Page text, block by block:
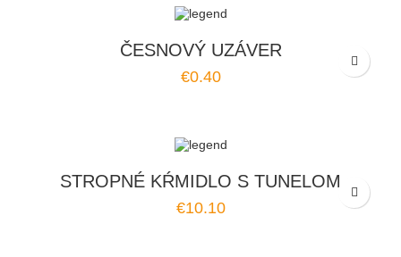
ČESNOVÝ UZÁVER
€0.40
STROPNÉ KŔMIDLO S TUNELOM
€10.10